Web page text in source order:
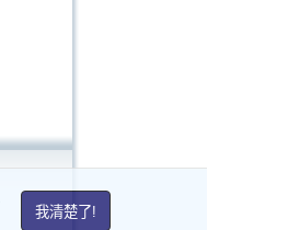
我清楚了!